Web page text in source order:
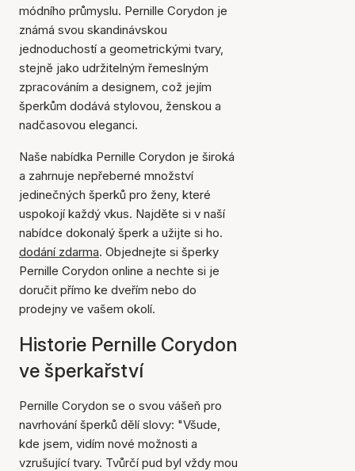
módního průmyslu. Pernille Corydon je
známá svou skandinávskou
jednoduchostí a geometrickými tvary,
stejně jako udržitelným řemeslným
zpracováním a designem, což jejím
šperkům dodává stylovou, ženskou a
nadčasovou eleganci.
Naše nabídka Pernille Corydon je široká
a zahrnuje nepřeberné množství
jedinečných šperků pro ženy, které
uspokojí každý vkus. Najděte si v naší
nabídce dokonalý šperk a užijte si ho.
dodání zdarma. Objednejte si šperky
Pernille Corydon online a nechte si je
doručit přímo ke dveřím nebo do
prodejny ve vašem okolí.
Historie Pernille Corydon
ve šperkařství
Pernille Corydon se o svou vášeň pro
navrhování šperků dělí slovy: "Všude,
kde jsem, vidím nové možnosti a
vzrušující tvary. Tvůrčí pud byl vždy mou